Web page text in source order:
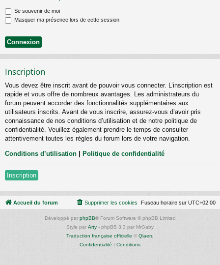
Se souvenir de moi
Masquer ma présence lors de cette session
Inscription
Vous devez être inscrit avant de pouvoir vous connecter. L’inscription est
rapide et vous offre de nombreux avantages. Les administrateurs du
forum peuvent accorder des fonctionnalités supplémentaires aux
utilisateurs inscrits. Avant de vous inscrire, assurez-vous d’avoir pris
connaissance de nos conditions d’utilisation et de notre politique de
confidentialité. Veuillez également prendre le temps de consulter
attentivement toutes les règles du forum lors de votre navigation.
Conditions d’utilisation Politique de confidentialité
Inscription
Accueil du forum Fuseau horaire sur UTC+02:00
Supprimer les cookies
Développé par phpBB® Forum Software © phpBB Limited
Style par Arty - phpBB 3.3 par MrGaby
Traduction française officielle © Qiaeru
Confidentialité | Conditions